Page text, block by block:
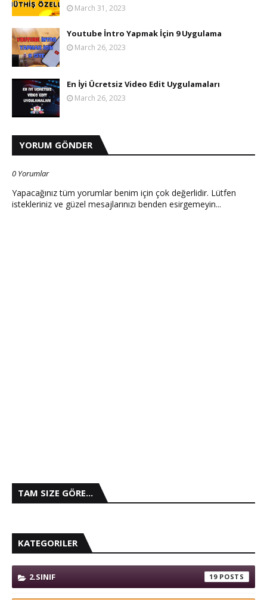
March 31, 2023
Youtube İntro Yapmak İçin 9 Uygulama
March 26, 2023
En İyi Ücretsiz Video Edit Uygulamaları
March 26, 2023
YORUM GÖNDER
0 Yorumlar
Yapacağınız tüm yorumlar benim için çok değerlidir. Lütfen
istekleriniz ve güzel mesajlarınızı benden esirgemeyin...
TAM SIZE GÖRE...
KATEGORILER
2.SINIF 19